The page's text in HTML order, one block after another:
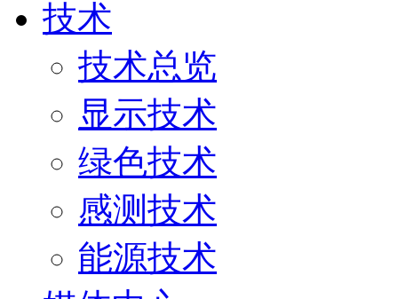
技术
技术总览
显示技术
绿色技术
感测技术
能源技术